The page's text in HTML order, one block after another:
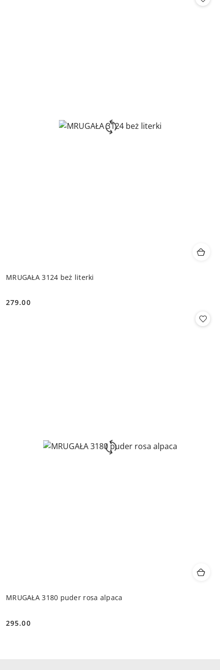
MRUGAŁA 3124 beż literki
Cena:
279.00
MRUGAŁA 3180 puder rosa alpaca
Cena:
295.00